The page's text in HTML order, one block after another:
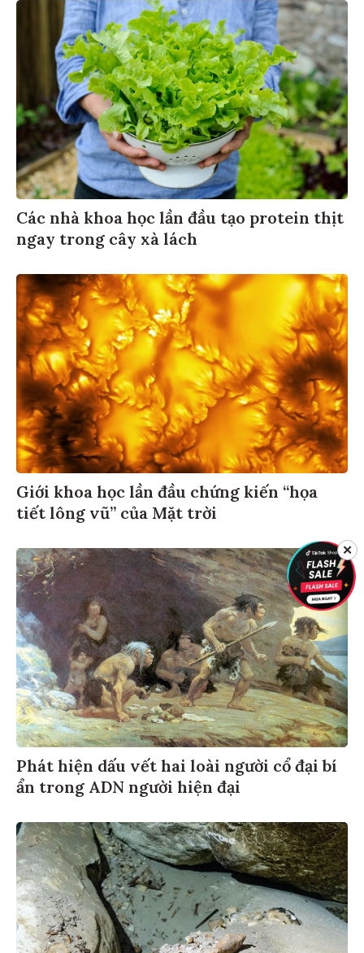
Các nhà khoa học lần đầu tạo protein thịt
ngay trong cây xà lách
Giới khoa học lần đầu chứng kiến “họa
tiết lông vũ” của Mặt trời
Phát hiện dấu vết hai loài người cổ đại bí
ẩn trong ADN người hiện đại
✕